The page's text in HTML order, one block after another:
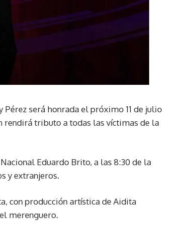
será honrada el próximo 11 de julio
rendirá tributo a todas las víctimas de la
Eduardo Brito, a las 8:30 de la
y extranjeros.
con producción artística de Aidita
merenguero.